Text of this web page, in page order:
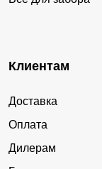
Клиентам
Доставка
Оплата
Дилерам